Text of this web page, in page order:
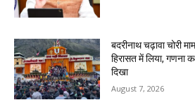
बदरीनाथ चढ़ावा चोरी
हिरासत में लिया, गणना
दिखा
August 7, 2026